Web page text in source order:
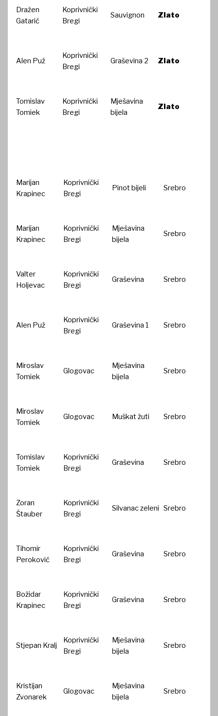
Dražen
Gatarić
Koprivnički
Bregi
Sauvignon Zlato
Alen Puž
Koprivnički
Bregi
Graševina 2 Zlato
Tomislav
Tomiek
Koprivnički
Bregi
Mješavina
bijela
Zlato
Marijan
Krapinec
Koprivnički
Bregi
Pinot bijeli Srebro
Marijan
Krapinec
Koprivnički
Bregi
Mješavina
bijela
Srebro
Valter
Holjevac
Koprivnički
Bregi
Graševina Srebro
Alen Puž
Koprivnički
Bregi
Graševina 1 Srebro
Miroslav
Tomiek
Glogovac
Mješavina
bijela
Srebro
Miroslav
Tomiek
Glogovac Muškat žuti Srebro
Tomislav
Tomiek
Koprivnički
Bregi
Graševina Srebro
Zoran
Štauber
Koprivnički
Bregi
Silvanac zeleni Srebro
Tihomir
Peroković
Koprivnički
Bregi
Graševina Srebro
Božidar
Krapinec
Koprivnički
Bregi
Graševina Srebro
Stjepan Kralj
Koprivnički
Bregi
Mješavina
bijela
Srebro
Kristijan
Zvonarek
Glogovac
Mješavina
bijela
Srebro